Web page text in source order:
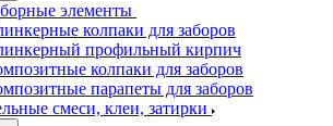
элементы
колпаки для заборов
профильный кирпич
колпаки для заборов
парапеты для заборов
смеси, клеи, затирки